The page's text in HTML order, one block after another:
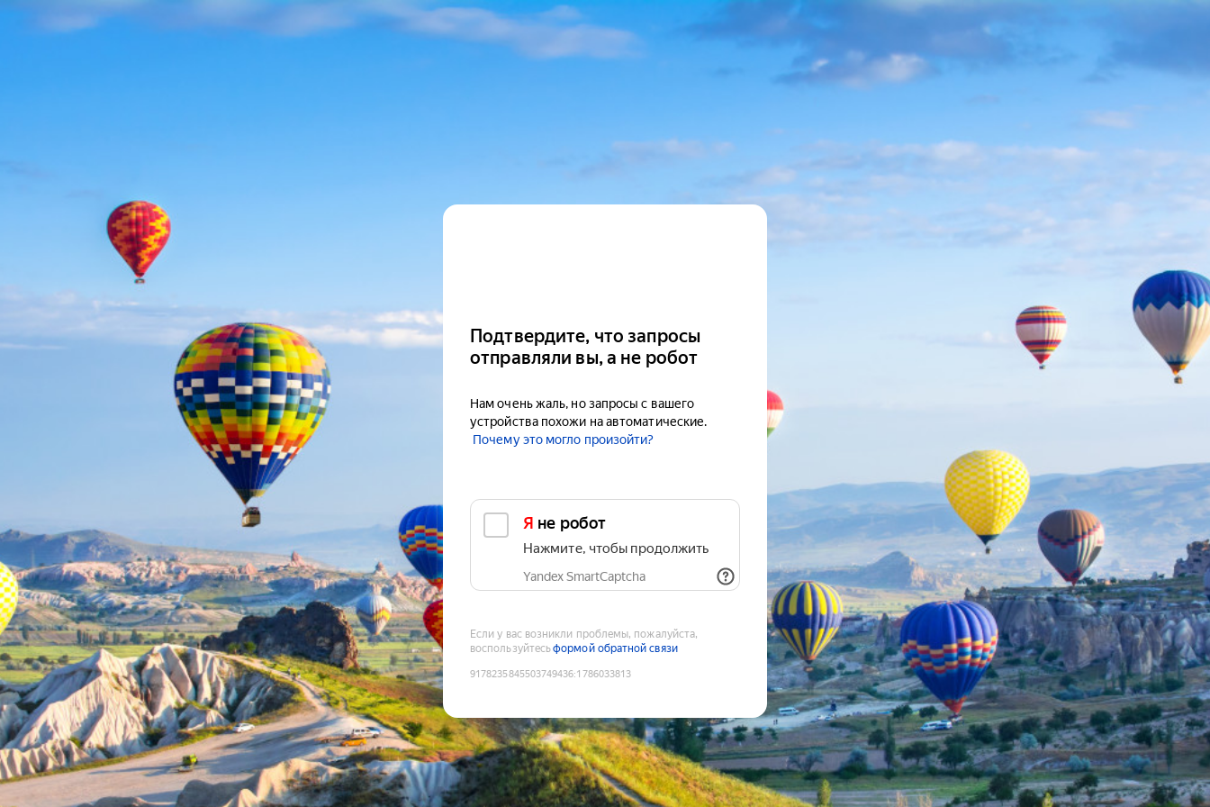
Подтвердите, что запросы
отправляли вы, а не робот
Нам очень жаль, но запросы с вашего
устройства похожи на автоматические.
Почему это могло произойти?
Я не робот
Нажмите, чтобы продолжить
Yandex SmartCaptcha
Если у вас возникли проблемы, пожалуйста,
воспользуйтесьформой обратной связи
9178235845503749436:1786033813